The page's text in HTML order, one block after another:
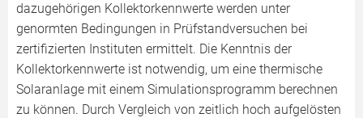
dazugehörigen Kollektorkennwerte werden unter
genormten Bedingungen in Prüfstandversuchen bei
zertifizierten Instituten ermittelt. Die Kenntnis der
Kollektorkennwerte ist notwendig, um eine thermische
Solaranlage mit einem Simulationsprogramm berechnen
zu können. Durch Vergleich von zeitlich hoch aufgelösten